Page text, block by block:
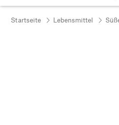
Startseite Lebensmittel